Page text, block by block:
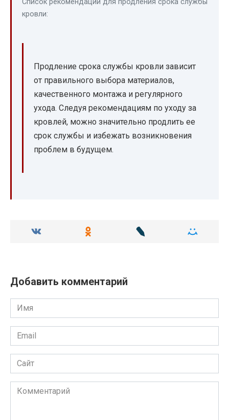
Список рекомендаций для продления срока службы
кровли:
Продление срока службы кровли зависит
от правильного выбора материалов,
качественного монтажа и регулярного
ухода. Следуя рекомендациям по уходу за
кровлей, можно значительно продлить ее
срок службы и избежать возникновения
проблем в будущем.
Добавить комментарий
Имя
Email
Сайт
Комментарий